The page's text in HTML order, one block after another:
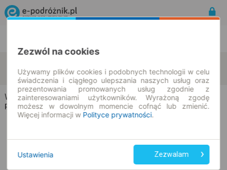
11.08.2026 | -- : --
zmień kryteria
Wrzosowisko → Cekcyn
Rozkład jazdy i bilety
Upss... Nie udało nam się
Zezwól na cookies
Używamy plików cookies i podobnych technologii w celu
świadczenia i ciągłego ulepszania naszych usług oraz
prezentowania promowanych usług zgodnie z
zainteresowaniami użytkowników. Wyrażoną zgodę
możesz w dowolnym momencie cofnąć lub zmienić.
Więcej informacji w Polityce prywatności.
Ustawienia Zezwalam